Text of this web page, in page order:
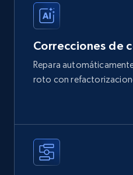
Correcciones de
Repara
roto con